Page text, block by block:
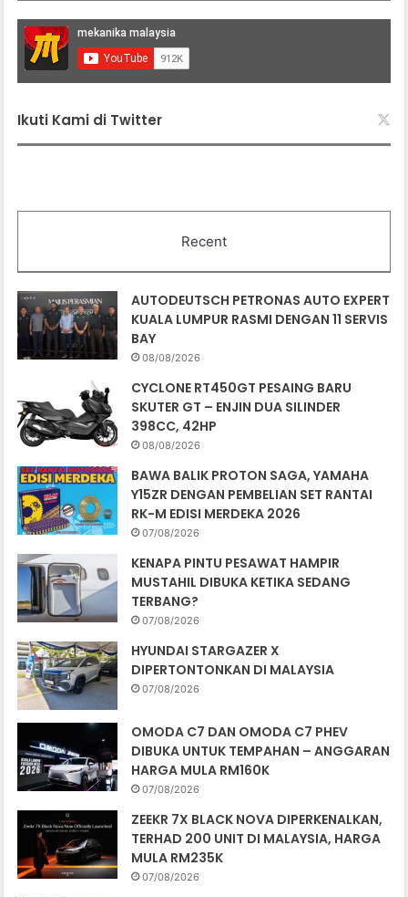
Ikuti Kami di Twitter
Recent
AUTODEUTSCH PETRONAS AUTO EXPERT
KUALA LUMPUR RASMI DENGAN 11 SERVIS
BAY
08/08/2026
CYCLONE RT450GT PESAING BARU
SKUTER GT – ENJIN DUA SILINDER
398CC, 42HP
08/08/2026
BAWA BALIK PROTON SAGA, YAMAHA
Y15ZR DENGAN PEMBELIAN SET RANTAI
RK-M EDISI MERDEKA 2026
07/08/2026
KENAPA PINTU PESAWAT HAMPIR
MUSTAHIL DIBUKA KETIKA SEDANG
TERBANG?
07/08/2026
HYUNDAI STARGAZER X
DIPERTONTONKAN DI MALAYSIA
07/08/2026
OMODA C7 DAN OMODA C7 PHEV
DIBUKA UNTUK TEMPAHAN – ANGGARAN
HARGA MULA RM160K
07/08/2026
ZEEKR 7X BLACK NOVA DIPERKENALKAN,
TERHAD 200 UNIT DI MALAYSIA, HARGA
MULA RM235K
07/08/2026